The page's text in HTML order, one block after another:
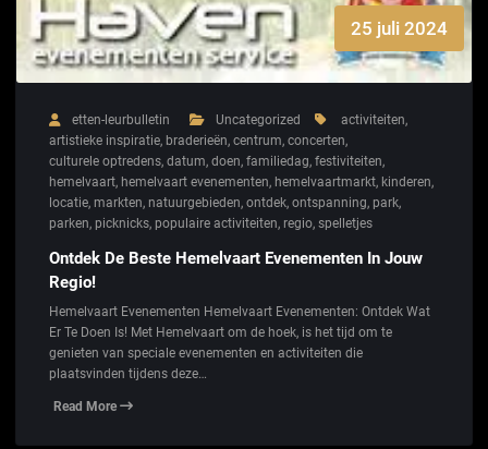
25 juli 2024
etten-leurbulletin Uncategorized activiteiten,
artistieke inspiratie, braderieën, centrum, concerten,
culturele optredens, datum, doen, familiedag, festiviteiten,
hemelvaart, hemelvaart evenementen, hemelvaartmarkt, kinderen,
locatie, markten, natuurgebieden, ontdek, ontspanning, park,
parken, picknicks, populaire activiteiten, regio, spelletjes
Ontdek De Beste Hemelvaart Evenementen In Jouw
Regio!
Hemelvaart Evenementen Hemelvaart Evenementen: Ontdek Wat
Er Te Doen Is! Met Hemelvaart om de hoek, is het tijd om te
genieten van speciale evenementen en activiteiten die
plaatsvinden tijdens deze…
Read More